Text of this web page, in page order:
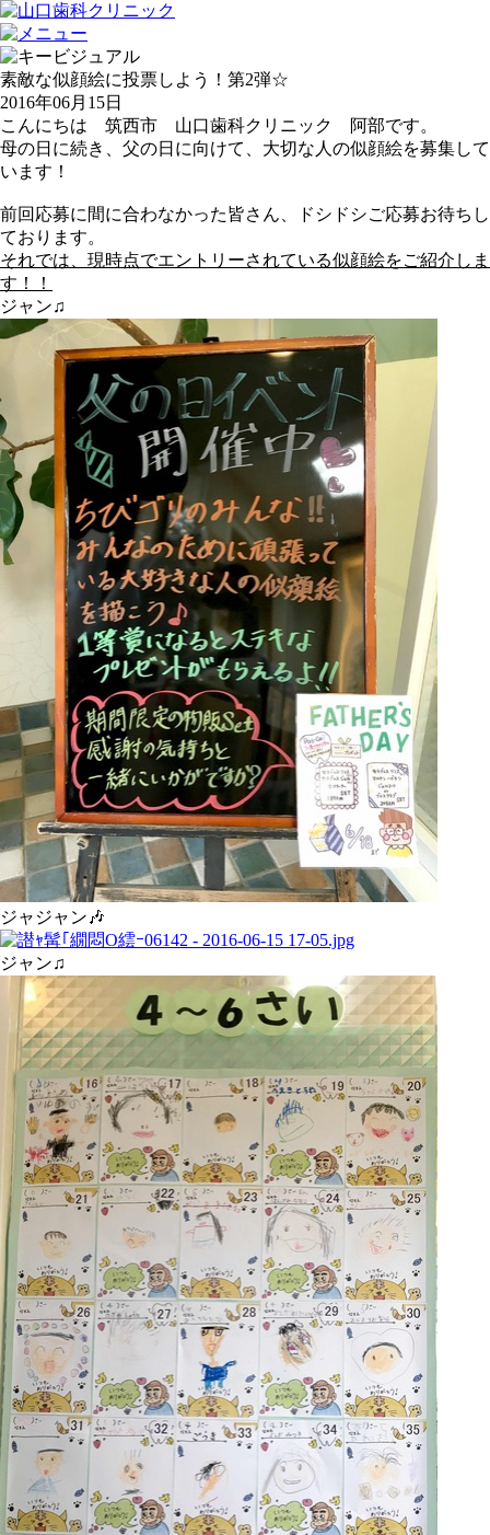
素敵な似顔絵に投票しよう！第2弾☆
2016年06月15日
こんにちは 筑西市 山口歯科クリニック
阿部です。
母の日に続き、 父の日に向けて、大切な人の似顔絵を募集して
います！
前回応募に間に合わなかった皆さん、
ドシドシご応募お待ちし
ております。
それでは、現時点でエントリーされている似顔絵をご紹介しま
す！！
ジャン♫
ジャジャン🎶
ジャン♫